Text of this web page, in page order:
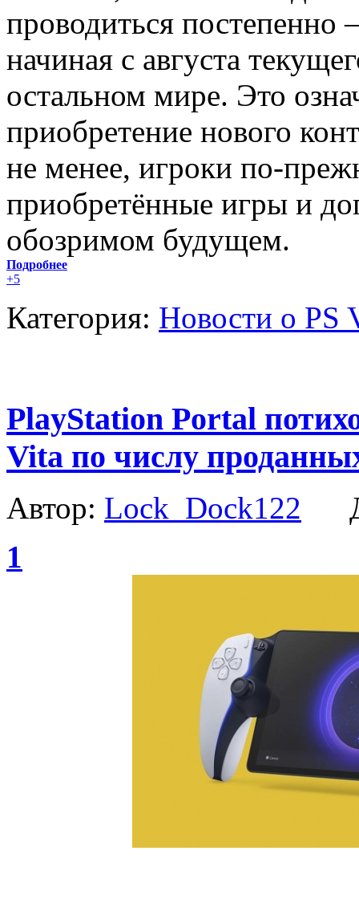
проводиться постепенно
начиная с августа
остальном мире. Это
приобретение нового
не менее, игроки по-
приобретённые игры и
обозримом будущем.
Подробнее
+5
Категория: Новости о PS
PlayStation Portal
Vita по числу
Автор: Lock_Dock122
1